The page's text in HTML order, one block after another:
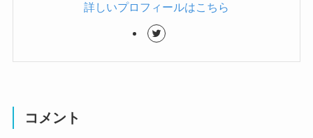
詳しいプロフィールはこちら
コメント